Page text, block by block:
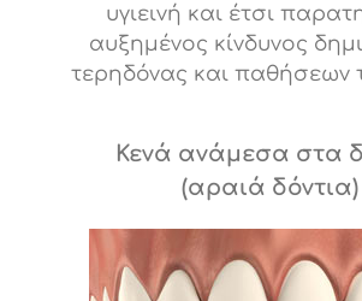
υγιεινή και έτσι
αυξημένος κίνδυνος
τερηδόνας και παθήσεων
Κενά ανάμεσα στα
(αραιά δόντια)